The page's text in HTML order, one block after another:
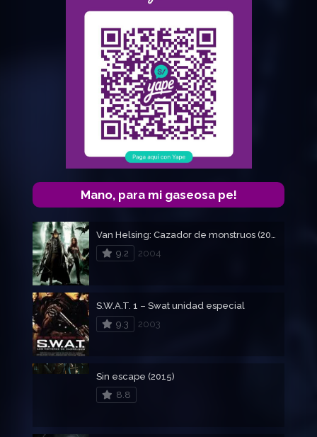
Mano, para mi gaseosa pe!
9.2
2004
S.W.A.T. 1 – Swat unidad especial
9.3
2003
Sin escape (2015)
8.8